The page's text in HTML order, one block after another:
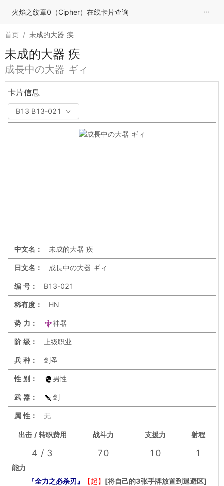
火焰之纹章0（Cipher）在线卡片查询 ···
首页 / 未成的大器 疾
未成的大器 疾
成長中の大器 ギィ
卡片信息
B13 B13-021
中文名： 未成的大器 疾
日文名： 成長中の大器 ギィ
编 号： B13-021
稀有度： HN
势 力： 神器
阶 级： 上级职业
兵 种： 剑圣
性 别： 男性
武 器： 剑
属 性： 无
出击 / 转职费用 战斗力 支援力 射程
4 / 3 70 10 1
能力
『全力之必杀刃』
【起】 [将自己的3张手牌放置到退避区]